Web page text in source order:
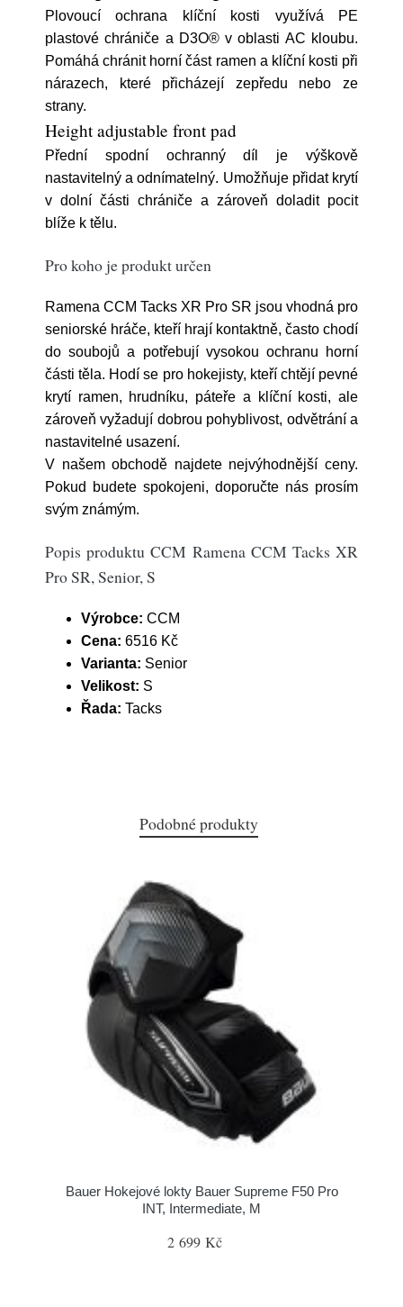
Plovoucí ochrana klíční kosti využívá PE
plastové chrániče a D3O® v oblasti AC kloubu.
Pomáhá chránit horní část ramen a klíční kosti při
nárazech, které přicházejí zepředu nebo ze
strany.
Height adjustable front pad
Přední spodní ochranný díl je výškově
nastavitelný a odnímatelný. Umožňuje přidat krytí
v dolní části chrániče a zároveň doladit pocit
blíže k tělu.
Pro koho je produkt určen
Ramena CCM Tacks XR Pro SR jsou vhodná pro
seniorské hráče, kteří hrají kontaktně, často chodí
do soubojů a potřebují vysokou ochranu horní
části těla. Hodí se pro hokejisty, kteří chtějí pevné
krytí ramen, hrudníku, páteře a klíční kosti, ale
zároveň vyžadují dobrou pohyblivost, odvětrání a
nastavitelné usazení.
V našem obchodě najdete nejvýhodnější ceny.
Pokud budete spokojeni, doporučte nás prosím
svým známým.
Popis produktu CCM Ramena CCM Tacks XR
Pro SR, Senior, S
Výrobce: CCM
Cena: 6516 Kč
Varianta: Senior
Velikost: S
Řada: Tacks
Podobné produkty
Bauer Hokejové lokty Bauer Supreme F50 Pro
INT, Intermediate, M
2 699 Kč